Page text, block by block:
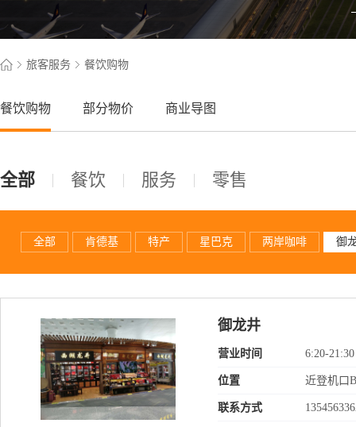
旅客服务 餐饮购物
餐饮购物 部分物价 商业导图
全部 餐饮 服务 零售
全部 肯德基 特产 星巴克 两岸咖啡 御
御龙井
营业时间 6:20-21:30
位置 近登机口
联系方式